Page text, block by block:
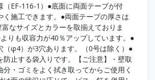
（EF-116-1）●底面に両面テープが付
く施工できます。●両面テープの厚さは
なサイズとカラーを取揃えておりま
りも収容力が40％アップしています。●
（φ4）が3穴あります。（0号は除く）●
防止する袋入りです。【ご注意】・壁取
・ゴミをよく拭き取ってからご使用く